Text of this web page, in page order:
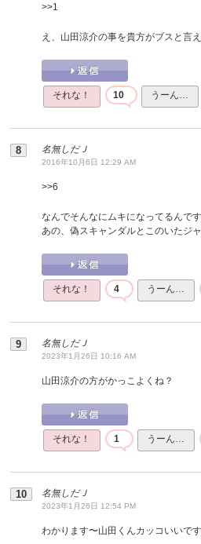
>>1
え、山田涼介の事を貴方がブスと言
それな！ 10 うーん…
名無しだＪ
2016年10月6日 12:29 AM
>>6
なんでそんなにムキになってるんで
あの、偽スキャンダルとこのいたジ
それな！ 4 うーん…
名無しだＪ
2023年1月26日 10:16 AM
山田涼介の方がかっこよくね？
それな！ 1 うーん…
名無しだＪ
2023年1月26日 12:54 PM
わかります〜山田くんカッコいいで